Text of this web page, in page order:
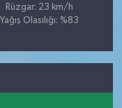
Rüzgar: 23 km/h
Yağış Olasılığı: %83